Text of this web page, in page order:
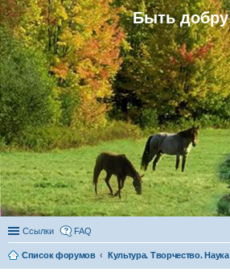
Быть добру
Ссылки FAQ
Список форумов Культура. Творчество. Наука